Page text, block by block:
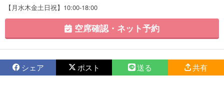
【月水木金土日祝】10:00-18:00
空席確認・ネット予約
シェア ポスト 送る 共有